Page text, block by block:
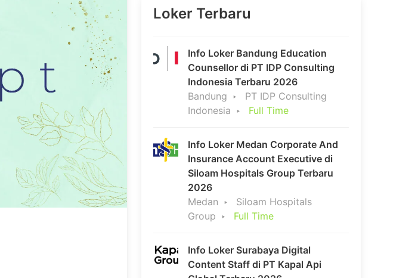
Loker Terbaru
Info Loker Bandung Education
Counsellor di PT IDP Consulting
Indonesia Terbaru 2026
Bandung
PT IDP Consulting
Indonesia
Full Time
Info Loker Medan Corporate And
Insurance Account Executive di
Siloam Hospitals Group Terbaru
2026
Medan
Siloam Hospitals
Group
Full Time
Info Loker Surabaya Digital
Content Staff di PT Kapal Api